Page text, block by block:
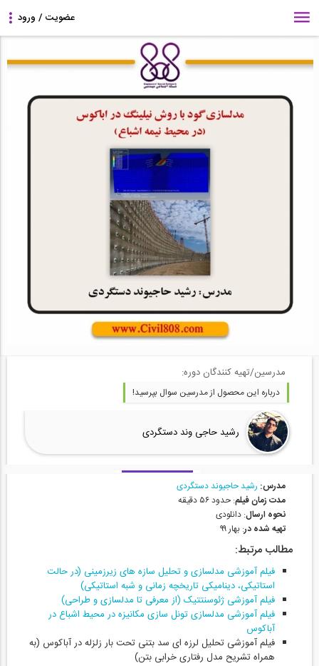
مدرسین/تهیه کنندگان دوره:
درباره این محصول از مدرسین سوال بپرسید!
رشید حاجی وند دستگردی
مدرس: رشید حاجیوند دستگردی
مدت زمان فیلم: حدود ۵۶ دقیقه
نحوه ارسال: دانلودی
تهیه شده در: بهار ۹۹
مطالب مرتبط:
فیلم آموزشی مدلسازی و تحلیل سازه های زیرزمینی (در حالت
استاتیکی، دینامیکی تاریخچه زمانی و شبه استاتیکی)
فیلم آموزشی ژئوسنتتیک (از معرفی تا مدلسازی و طراحی)
فیلم آموزشی مدلسازی تونل سازی مکانیزه در محیط اشباع در
آباکوس
فیلم آموزشی تحلیل لرزه ای سد بتنی تحت بار زلزله در آباکوس (به
همراه تشریح مدل رفتاری خرابی بتن)